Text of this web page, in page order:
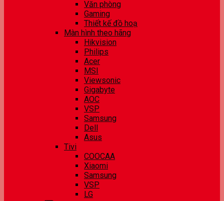
Văn phòng
Gaming
Thiết kế đồ hoạ
Màn hình theo hãng
Hikvision
Philips
Acer
MSI
Viewsonic
Gigabyte
AOC
VSP
Samsung
Dell
Asus
Tivi
COOCAA
Xiaomi
Samsung
VSP
LG